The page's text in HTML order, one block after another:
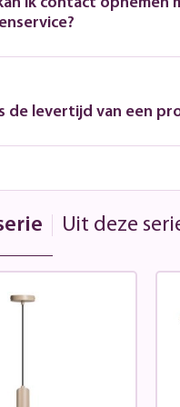
de levertijd van een
Uit deze